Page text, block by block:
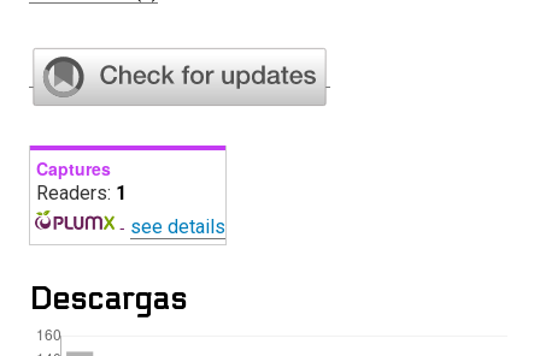
Captures
Readers: 1
- see details
Descargas